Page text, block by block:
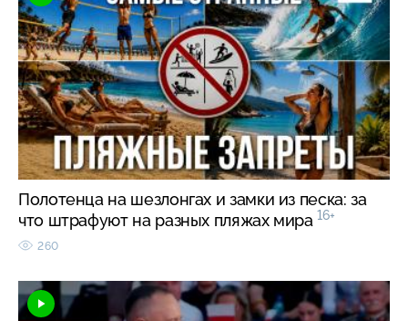
Полотенца на шезлонгах и замки из песка: за
что штрафуют на разных пляжах мира 16+
260